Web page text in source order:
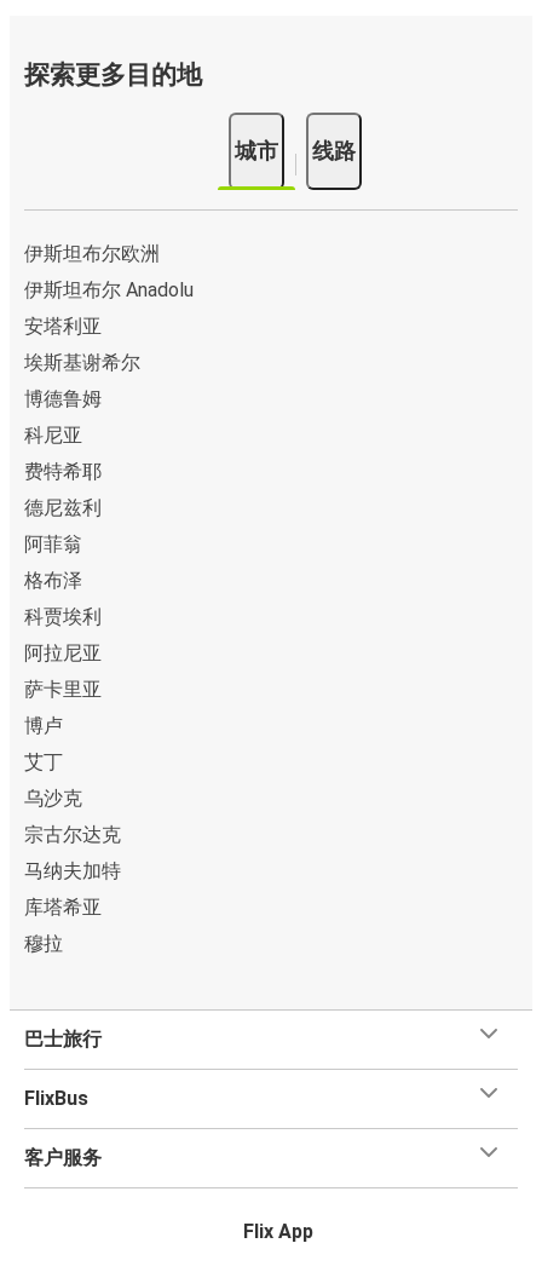
探索更多目的地
城市 线路
伊斯坦布尔欧洲
伊斯坦布尔 Anadolu
安塔利亚
埃斯基谢希尔
博德鲁姆
科尼亚
费特希耶
德尼兹利
阿菲翁
格布泽
科贾埃利
阿拉尼亚
萨卡里亚
博卢
艾丁
乌沙克
宗古尔达克
马纳夫加特
库塔希亚
穆拉
巴士旅行
FlixBus
客户服务
Flix App